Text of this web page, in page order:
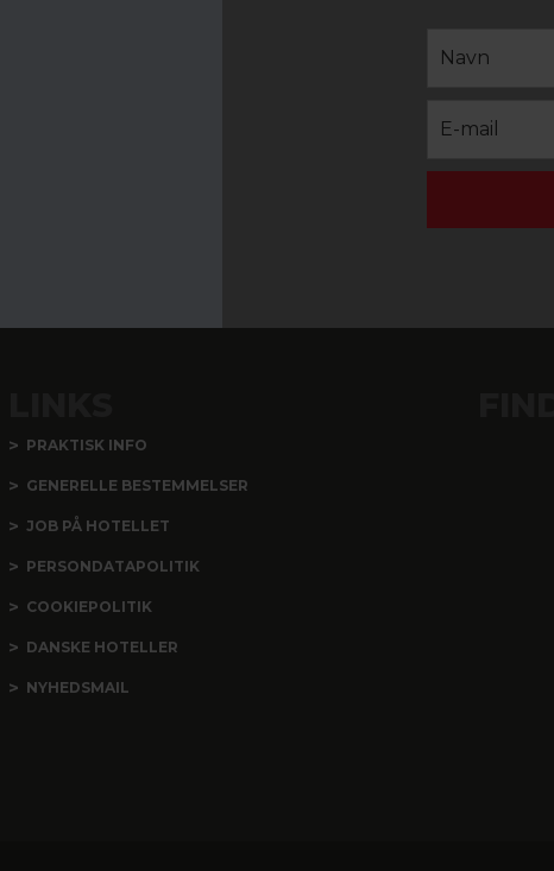
PRAKTISK INFO
GENERELLE BESTEMMELSER
JOB PÅ HOTELLET
PERSONDATAPOLITIK
COOKIEPOLITIK
DANSKE HOTELLER
NYHEDSMAIL